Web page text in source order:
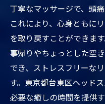
丁寧なマッサージで、頭
これにより、心身ともに
を取り戻すことができま
事帰りやちょっとした空
でき、ストレスフリーな
す。東京都台東区ヘッド
必要な癒しの時間を提供